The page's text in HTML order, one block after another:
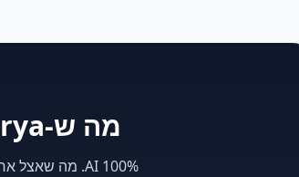
מה ש-Klarya עושה וסוכנות רגילה לא
100% AI. מה שאצל אחרים לוקח חודשים ועולה הון — אצלנו מהיר, מדיד וזול יותר.